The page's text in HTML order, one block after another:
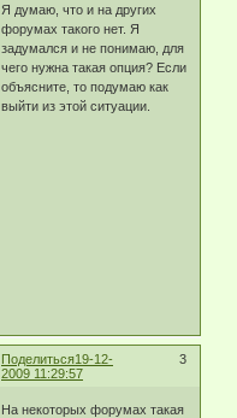
Я думаю, что и на других
форумах такого нет. Я
задумался и не понимаю, для
чего нужна такая опция? Если
объясните, то подумаю как
выйти из этой ситуации.
Поделиться 3
19-12-
2009 11:29:57
На некоторых форумах такая